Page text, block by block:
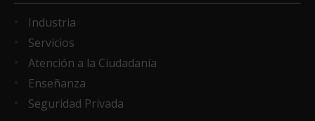
Industria
Servicios
Atención a la Ciudadanía
Enseñanza
Seguridad Privada